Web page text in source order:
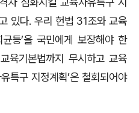
있다. 우리 헌법 31조와 교육
등’을 국민에게 보장해야 한
육기본법까지 무시하고 교육
특구 지정계획’은 철회되어야